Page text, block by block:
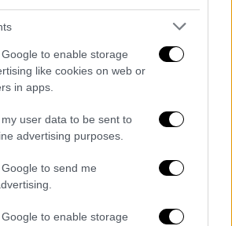
to enable storage
like cookies on web or
in apps.
user data to be sent to
advertising purposes.
to send me
to enable storage
έκκληση στους
βουλευτές της κυβέρνησης
μία στιγμή στη θέση μου. Να
λίγη ανθρωπιά μέσα τους;
μέσα μας, να σκεφτούμε
και όχι με την καρέκλα».